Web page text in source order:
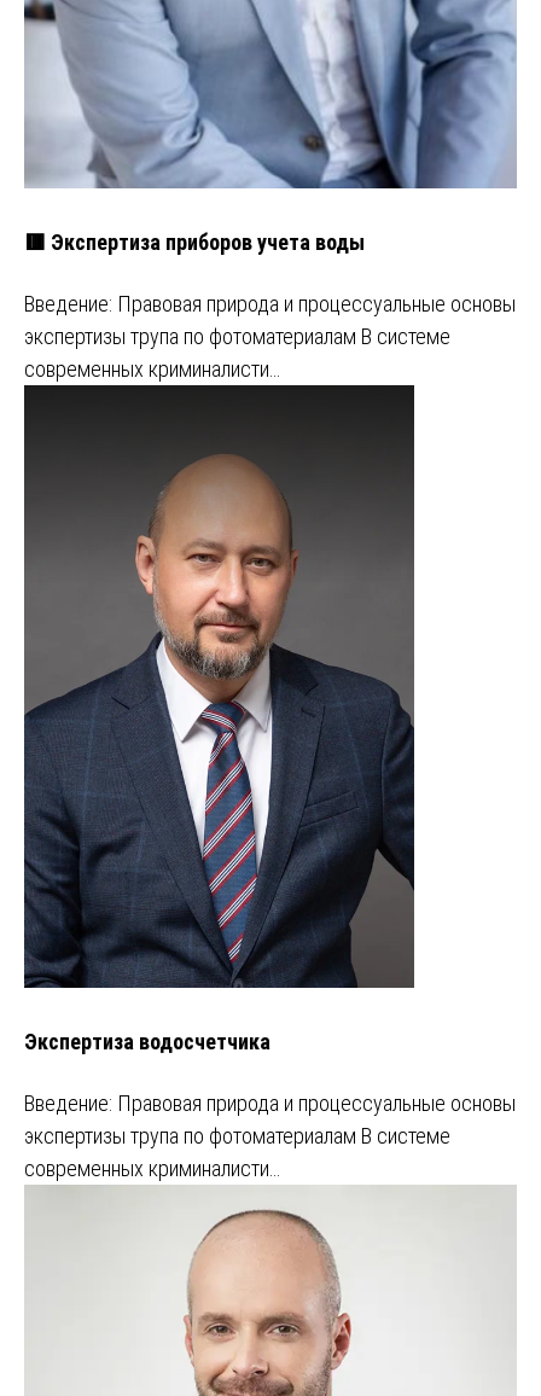
🟥 Экспертиза приборов учета воды
Введение: Правовая природа и процессуальные основы
экспертизы трупа по фотоматериалам В системе
современных криминалисти…
Экспертиза водосчетчика
Введение: Правовая природа и процессуальные основы
экспертизы трупа по фотоматериалам В системе
современных криминалисти…